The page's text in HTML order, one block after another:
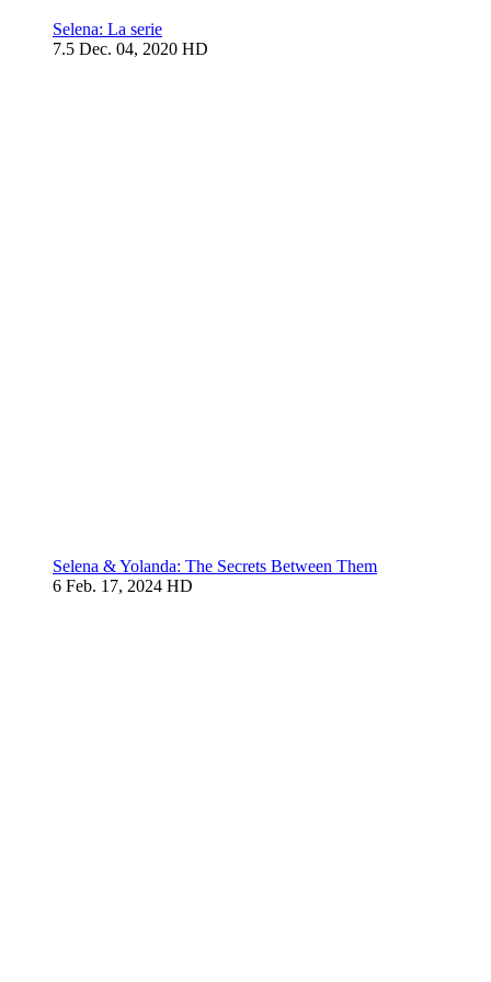
Selena: La serie
7.5 Dec. 04, 2020 HD
Selena & Yolanda: The Secrets Between Them
6 Feb. 17, 2024 HD